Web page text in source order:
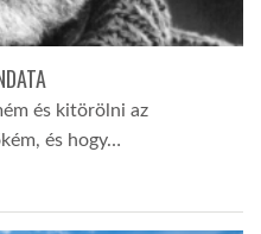
és kitörölni az
és hogy…